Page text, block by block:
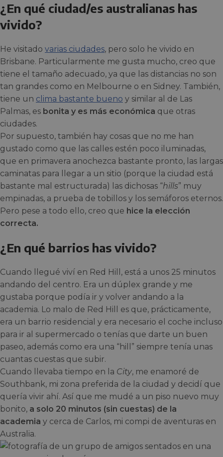
¿En qué ciudad/es australianas has
vivido?
He visitado varias ciudades, pero solo he vivido en
Brisbane. Particularmente me gusta mucho, creo que
tiene el tamaño adecuado, ya que las distancias no son
tan grandes como en Melbourne o en Sidney. También,
tiene un clima bastante bueno y similar al de Las
Palmas, es bonita y es más económica que otras
ciudades.
Por supuesto, también hay cosas que no me han
gustado como que las calles estén poco iluminadas,
que en primavera anochezca bastante pronto, las largas
caminatas para llegar a un sitio (porque la ciudad está
bastante mal estructurada) las dichosas “hills” muy
empinadas, a prueba de tobillos y los semáforos eternos.
Pero pese a todo ello, creo que hice la elección
correcta.
¿En qué barrios has vivido?
Cuando llegué viví en Red Hill, está a unos 25 minutos
andando del centro. Era un dúplex grande y me
gustaba porque podía ir y volver andando a la
academia. Lo malo de Red Hill es que, prácticamente,
era un barrio residencial y era necesario el coche incluso
para ir al supermercado o tenías que darte un buen
paseo, además como era una “hill” siempre tenía unas
cuantas cuestas que subir.
Cuando llevaba tiempo en la City, me enamoré de
Southbank, mi zona preferida de la ciudad y decidí que
quería vivir ahí. Así que me mudé a un piso nuevo muy
bonito, a solo 20 minutos (sin cuestas) de la
academia y cerca de Carlos, mi compi de aventuras en
Australia.